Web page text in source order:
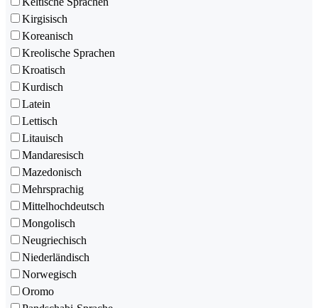
Kirgisisch
Koreanisch
Kreolische Sprachen
Kroatisch
Kurdisch
Latein
Lettisch
Litauisch
Mandaresisch
Mazedonisch
Mehrsprachig
Mittelhochdeutsch
Mongolisch
Neugriechisch
Niederländisch
Norwegisch
Oromo